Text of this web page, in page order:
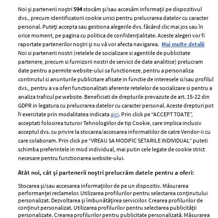
ELLE Style Awards
2024
Despre ELLE
Romania
Contact
Abonamente
Termeni si conditii
Politica de
confidențialitate
Politica de cookies
Publicitate
GSP
Unica
Baby
femei
Viva
Avantaje
Noi și partenerii noștri594stocăm și/sau accesăm informații pe dispozitivul
dvs., precum identificatorii cookie unici pentru prelucrarea datelor cu caracter
personal. Puteți accepta sau gestiona alegerile dvs. făcând clic mai jos sau în
orice moment, pe pagina cu politica de confidențialitate. Aceste alegeri vor fi
raportate partenerilor noștri și nu vă vor afecta navigarea. Mai multe detalii
Noi si partenerii nostri (retelele de socializare si agentiile de publicitate
partenere, precum si furnizorii nostri de servicii de date analitice) prelucram
date pentru a permite website-ului sa functioneze, pentru a personaliza
continutul si anunturile publicitare afisate in functie de interesele si/sau profilul
dvs., pentru a va oferi functionalitati aferente retelelor de socializare si pentru a
analiza traficul pe website. Beneficiati de drepturile prevazute de art. 15-22 din
GDPR in legatura cu prelucrarea datelor cu caracter personal. Aceste drepturi pot
fi exercitate prin modalitatea indicataaici. Prin click pe “ACCEPT TOATE”,
acceptati folosirea tuturor Tehnologiilor de tip Cookie, care implica inclusiv
acceptul dvs. cu privire la stocarea/accesarea informatiilor de catre Vendor-ii cu
care colaboram. Prin click pe “VREAU SA MODIFIC SETARILE INDIVIDUAL” puteti
schimba preferintele in mod individual, mai putin cele legate de cookie strict
necesare pentru functionarea website-ului.
Atât noi, cât și partenerii noștri prelucrăm datele pentru a oferi:
Stocarea și/sau accesarea informațiilor de pe un dispozitiv. Măsurarea
performanței reclamelor. Utilizarea profilurilor pentru selectarea conținutului
personalizat. Dezvoltarea și îmbunătățirea serviciilor. Crearea profilurilor de
conținut personalizat. Utilizarea profilurilor pentru selectarea publicității
personalizate. Crearea profilurilor pentru publicitate personalizată. Măsurarea